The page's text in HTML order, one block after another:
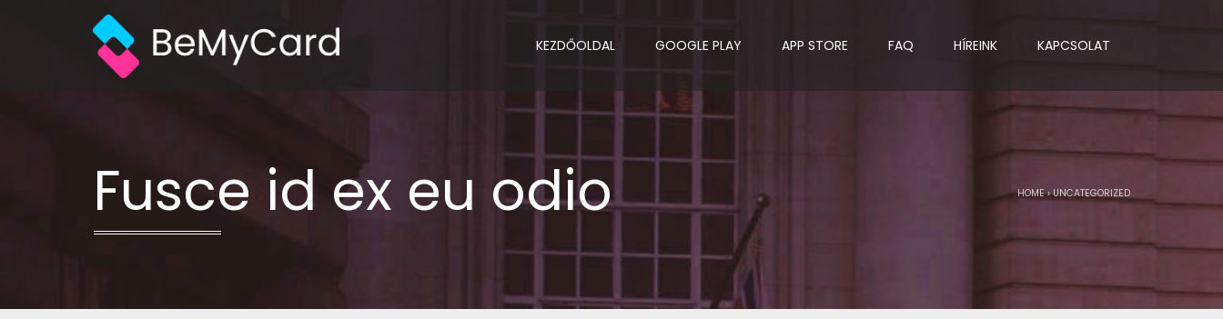
KEZDŐOLDAL GOOGLE PLAY APP STORE FAQ HÍREINK KAPCSOLAT
Fusce id ex eu odio HOME›UNCATEGORIZED